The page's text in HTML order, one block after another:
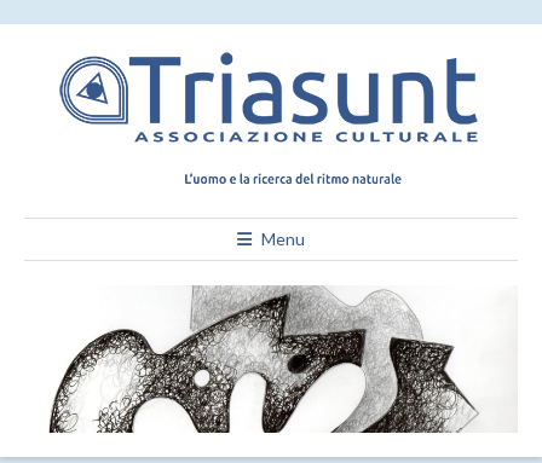
Menu